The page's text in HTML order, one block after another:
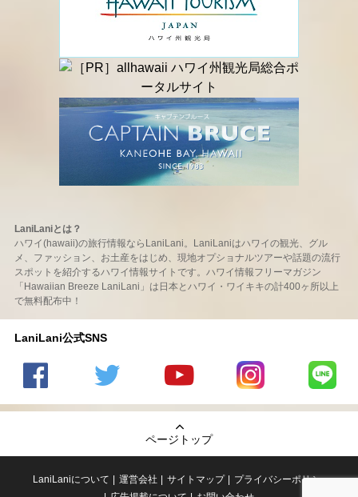
LaniLaniとは？
ハワイ(hawaii)の旅行情報ならLaniLani。LaniLaniはハワイの観光、グル
メ、ファッション、お土産をはじめ、現地オプショナルツアーや話題の流行
スポットを紹介するハワイ情報サイトです。ハワイ情報フリーマガジン
「Hawaiian Breeze LaniLani」は日本とハワイ・ワイキキの計400ヶ所以上
で無料配布中！
LaniLani公式SNS
の
のtwitter
の
Youtube
チャンネ
LaniLani
LaniLani
ページトップ
LaniLaniについて 運営会社 サイトマップ
プライバシーポリシー